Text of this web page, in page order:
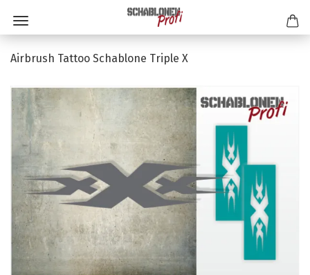
Airbrush Tattoo Schablone Triple X